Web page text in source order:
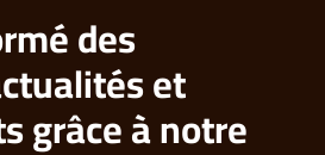
des
et
grâce à notre